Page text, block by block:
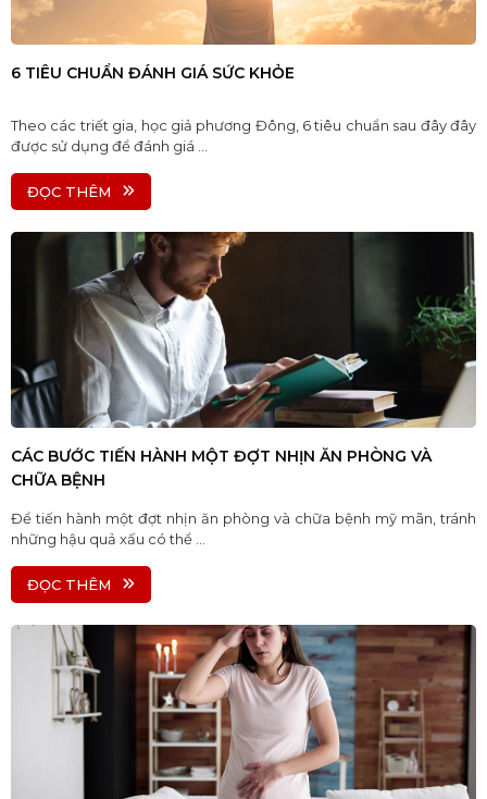
6 TIÊU CHUẨN ĐÁNH GIÁ SỨC KHỎE
Theo các triết gia, học giả phương Đông, 6 tiêu chuẩn sau đây đây
được sử dụng để đánh giá ...
ĐỌC THÊM
CÁC BƯỚC TIẾN HÀNH MỘT ĐỢT NHỊN ĂN PHÒNG VÀ
CHỮA BỆNH
Để tiến hành một đợt nhịn ăn phòng và chữa bệnh mỹ mãn, tránh
những hậu quả xấu có thể ...
ĐỌC THÊM